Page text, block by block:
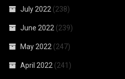
July 2022 (238)
June 2022 (239)
May 2022 (247)
April 2022 (241)